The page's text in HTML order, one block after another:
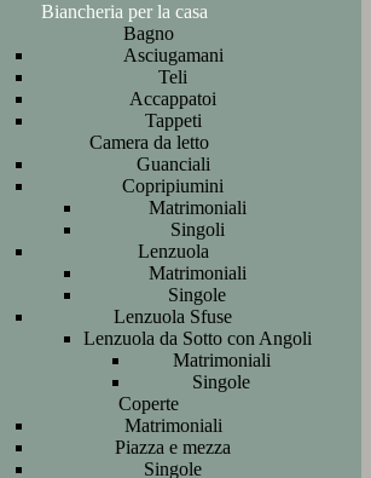
Biancheria per la casa
Bagno
Asciugamani
Teli
Accappatoi
Tappeti
Camera da letto
Guanciali
Copripiumini
Matrimoniali
Singoli
Lenzuola
Matrimoniali
Singole
Lenzuola Sfuse
Lenzuola da Sotto con Angoli
Matrimoniali
Singole
Coperte
Matrimoniali
Piazza e mezza
Singole